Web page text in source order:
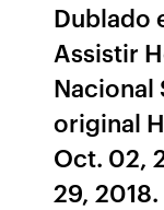
Dublado
Assistir
Nacional
original
Oct. 02,
29, 2018.